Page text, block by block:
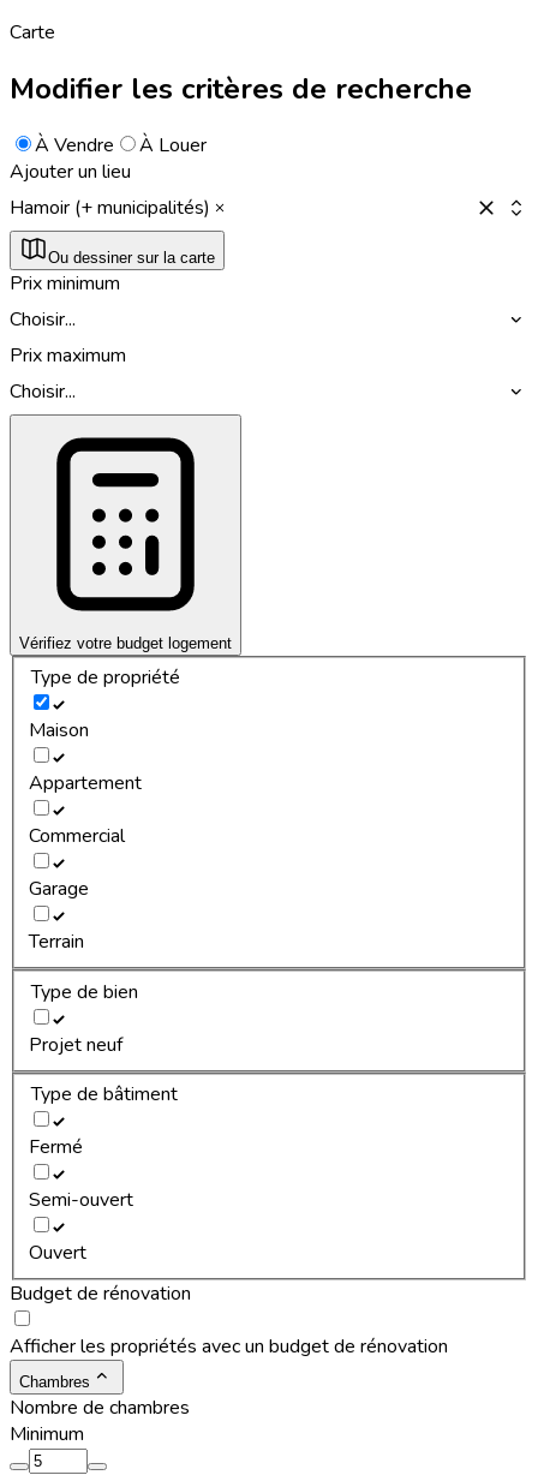
Carte
Modifier les critères de recherche
À Vendre
À Louer
Ajouter un lieu
Hamoir (+ municipalités)
Ou dessiner sur la carte
Prix minimum
Choisir...
Prix maximum
Choisir...
Vérifiez votre budget logement
Type de propriété
Maison
Appartement
Commercial
Garage
Terrain
Type de bien
Projet neuf
Type de bâtiment
Fermé
Semi-ouvert
Ouvert
Budget de rénovation
Afficher les propriétés avec un budget de rénovation
Chambres
Nombre de chambres
Minimum